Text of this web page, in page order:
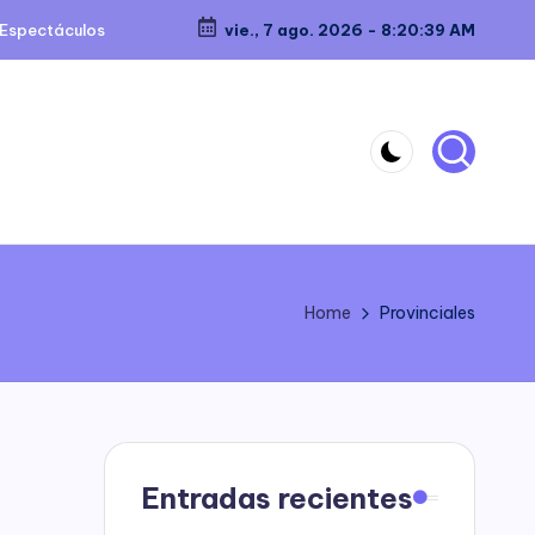
Espectáculos vie., 7 ago. 2026 -8:20:41 AM
Home Provinciales
Entradas recientes